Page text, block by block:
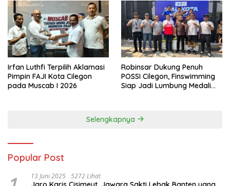
Irfan Luthfi Terpilih Aklamasi
Pimpin FAJI Kota Cilegon
pada Muscab I 2026
Robinsar Dukung Penuh
POSSI Cilegon, Finswimming
Siap Jadi Lumbung Medali
Selengkapnya
Popular Post
13 Juni 2025 5272 Lihat